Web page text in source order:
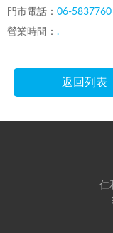
門市電話： 06-5837760
營業時間： .
返回列表
仁